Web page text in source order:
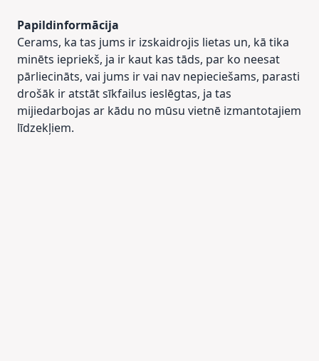
Papildinformācija
Cerams, ka tas jums ir izskaidrojis lietas un, kā tika
minēts iepriekš, ja ir kaut kas tāds, par ko neesat
pārliecināts, vai jums ir vai nav nepieciešams, parasti
drošāk ir atstāt sīkfailus ieslēgtas, ja tas
mijiedarbojas ar kādu no mūsu vietnē izmantotajiem
līdzekļiem.